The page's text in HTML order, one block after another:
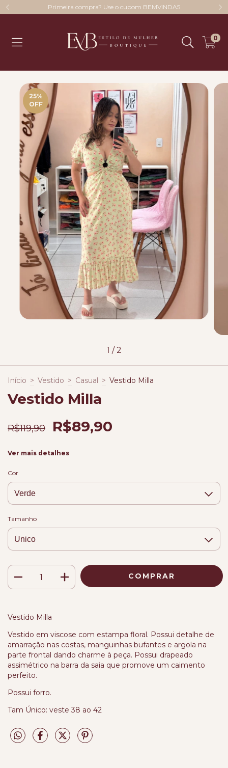
Primeira compra? Use o cupom BEMVINDA5
0
25%
OFF
1 / 2
Início > Vestido > Casual > Vestido Milla
Vestido Milla
R$119,90 R$89,90
Ver mais detalhes
Cor
Tamanho
Vestido Milla
Vestido em viscose com estampa floral. Possui detalhe de
amarração nas costas, manguinhas bufantes e argola na
parte frontal dando charme à peça. Possui drapeado
assimétrico na barra da saia que promove um caimento
perfeito.
Possui forro.
Tam Único: veste 38 ao 42